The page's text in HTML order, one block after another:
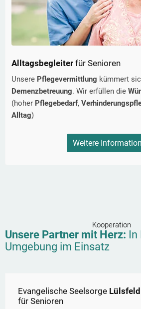
Alltagsbegleiter für Senioren
Unsere Pflegevermittlung kümmert
Demenzbetreuung. Wir erfüllen die
(hoher Pflegebedarf,
Alltag)
Weitere
Kooperation
Unsere Partner mit Herz: In
Umgebung im Einsatz
Evangelische Seelsorge Lülsfeld
für Senioren